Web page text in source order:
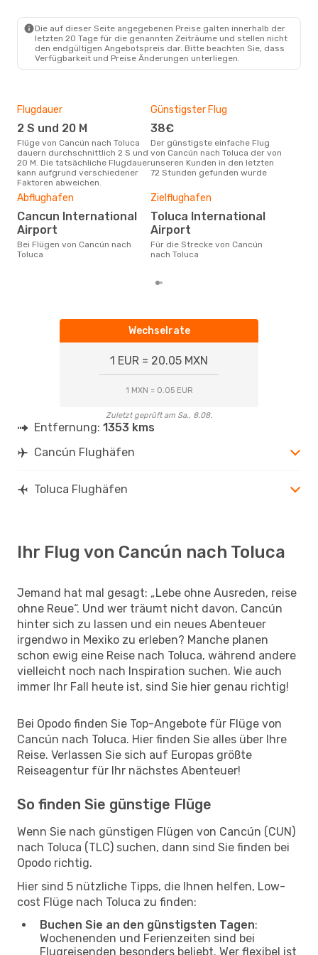
Die auf dieser Seite angegebenen Preise galten innerhalb der
letzten 20 Tage für die genannten Zeiträume und stellen nicht
den endgültigen Angebotspreis dar. Bitte beachten Sie, dass
Verfügbarkeit und Preise Änderungen unterliegen.
Flugdauer
2 S und 20 M
Flüge von Cancún nach Toluca
dauern durchschnittlich 2 S und
20 M. Die tatsächliche Flugdauer
kann aufgrund verschiedener
Faktoren abweichen.
Günstigster Flug
38€
Der günstigste einfache Flug
von Cancún nach Toluca der von
unseren Kunden in den letzten
72 Stunden gefunden wurde
Abflughafen
Cancun International
Airport
Bei Flügen von Cancún nach
Toluca
Zielflughafen
Toluca International
Airport
Für die Strecke von Cancún
nach Toluca
Wechselrate
1 EUR = 20.05 MXN
1 MXN = 0.05 EUR
Zuletzt geprüft am Sa., 8.08.
Entfernung: 1353 kms
Cancún Flughäfen
Toluca Flughäfen
Ihr Flug von Cancún nach Toluca
Jemand hat mal gesagt: „Lebe ohne Ausreden, reise
ohne Reue“. Und wer träumt nicht davon, Cancún
hinter sich zu lassen und ein neues Abenteuer
irgendwo in Mexiko zu erleben? Manche planen
schon ewig eine Reise nach Toluca, während andere
vielleicht noch nach Inspiration suchen. Wie auch
immer Ihr Fall heute ist, sind Sie hier genau richtig!
Bei Opodo finden Sie Top-Angebote für Flüge von
Cancún nach Toluca. Hier finden Sie alles über Ihre
Reise. Verlassen Sie sich auf Europas größte
Reiseagentur für Ihr nächstes Abenteuer!
So finden Sie günstige Flüge
Wenn Sie nach günstigen Flügen von Cancún (CUN)
nach Toluca (TLC) suchen, dann sind Sie finden bei
Opodo richtig.
Hier sind 5 nützliche Tipps, die Ihnen helfen, Low-
cost Flüge nach Toluca zu finden:
Buchen Sie an den günstigsten Tagen:
Wochenenden und Ferienzeiten sind bei
Flugreisenden besonders beliebt. Wer flexibel ist